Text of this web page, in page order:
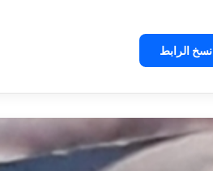
نسخ الرابط